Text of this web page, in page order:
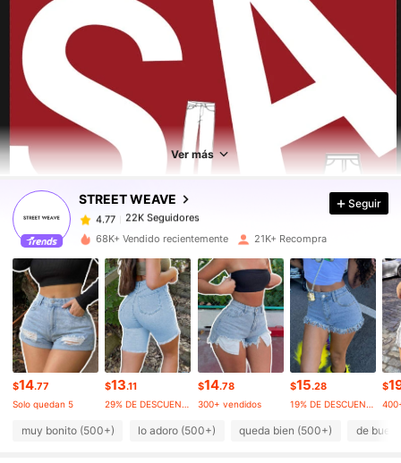
Ver más
STREET WEAVE
4.77 22K Seguidores
4.77 22K Seguidores
4.77
22K Seguidores
j***1 pagóHace 1 día
4.77 22K Seguidores
4.77 22K Seguidores
4.77 22K Seguidores
4.77 22K Seguidores
Seguir
68K+ Vendido recientemente 21K+ Recompra
$14.77
Solo quedan 5
$13.11
29% DE DESCUENTO
$14.78
300+ vendidos
$15.28
19% DE DESCUENTO
$
muy bonito (500+) lo adoro (500+) queda bien (500+) de